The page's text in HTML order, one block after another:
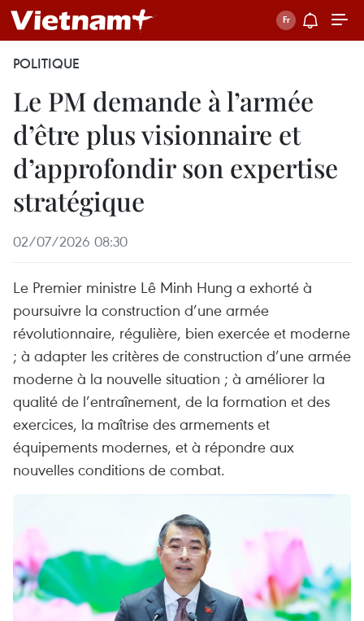
POLITIQUE
Le PM demande à l’armée
d’être plus visionnaire et
d’approfondir son expertise
stratégique
02/07/2026 08:30
Le Premier ministre Lê Minh Hung a exhorté à
poursuivre la construction d’une armée
révolutionnaire, régulière, bien exercée et moderne
; à adapter les critères de construction d’une armée
moderne à la nouvelle situation ; à améliorer la
qualité de l’entraînement, de la formation et des
exercices, la maîtrise des armements et
équipements modernes, et à répondre aux
nouvelles conditions de combat.